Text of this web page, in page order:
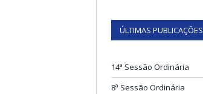
ÚLTIMAS PUBLICAÇÕES
14ª Sessão Ordinária
8ª Sessão Ordinária